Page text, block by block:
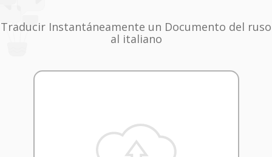
Traducir Instantáneamente un Documento del ruso
al italiano